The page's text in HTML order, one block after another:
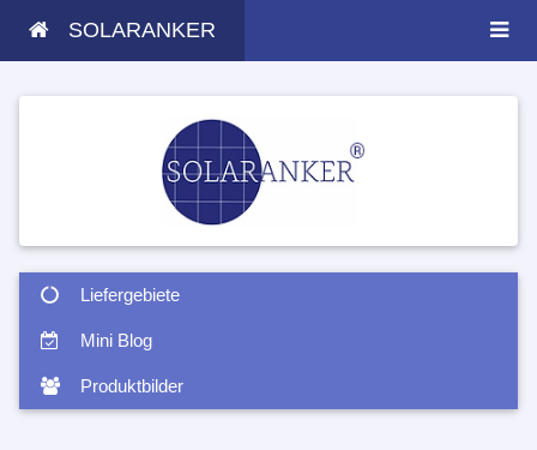
SOLARANKER
Liefergebiete
Mini Blog
Produktbilder